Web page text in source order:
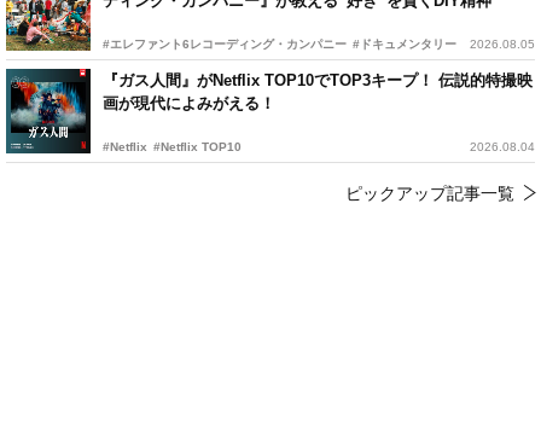
#エレファント6レコーディング・カンパニー #ドキュメンタリー 2026.08.05
『ガス人間』がNetflix TOP10でTOP3キープ！ 伝説的特撮映
画が現代によみがえる！
#Netflix #Netflix TOP10 2026.08.04
ピックアップ記事一覧